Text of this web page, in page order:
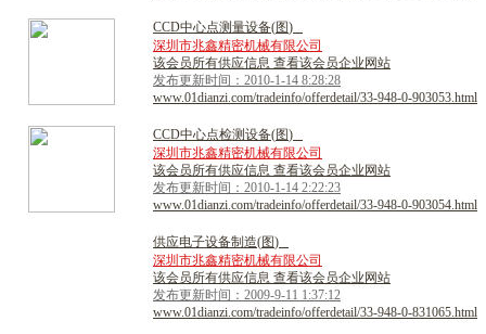
CCD中心点测量设备(图)
深圳市兆鑫精密机械有限公司
该会员所有供应信息 查看该会员企业网站
发布更新时间：2010-1-14 8:28:28
www.01dianzi.com/tradeinfo/offerdetail/33-948-0-903053.html
CCD中心点检测设备(图)
深圳市兆鑫精密机械有限公司
该会员所有供应信息 查看该会员企业网站
发布更新时间：2010-1-14 2:22:23
www.01dianzi.com/tradeinfo/offerdetail/33-948-0-903054.html
供应电子设备制 造(图)
深圳市兆鑫精密机械有限公司
该会员所有供应信息 查看该会员企业网站
发布更新时间：2009-9-11 1:37:12
www.01dianzi.com/tradeinfo/offerdetail/33-948-0-831065.html